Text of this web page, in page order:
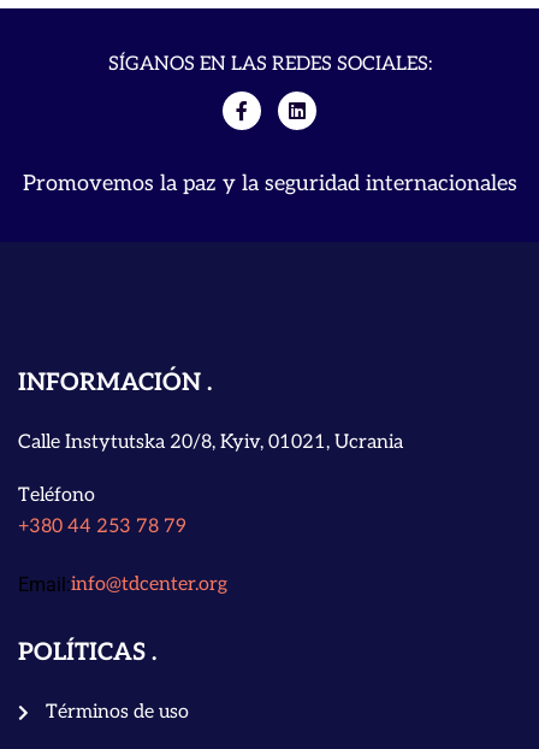
SÍGANOS EN LAS REDES SOCIALES:
Promovemos la paz y la seguridad internacionales
INFORMACIÓN
Calle Instytutska 20/8, Kyiv, 01021, Ucrania
Teléfono
+380 44 253 78 79
Email:info@tdcenter.org
POLÍTICAS
Términos de uso